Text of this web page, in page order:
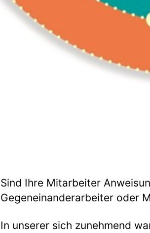
Sind Ihre Mitarbeiter
Gegeneinanderarbeiter oder
In unserer sich zunehmend